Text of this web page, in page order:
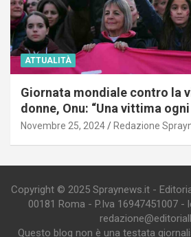
ATTUALITÀ
Giornata mondiale contro la
donne, Onu: “Una vittima
Novembre 25, 2024 Redazione
Copyright © 2025 Spraynews.it -
00181 Roma - P.Iva 16947451007 -
Questo blog non è una testata